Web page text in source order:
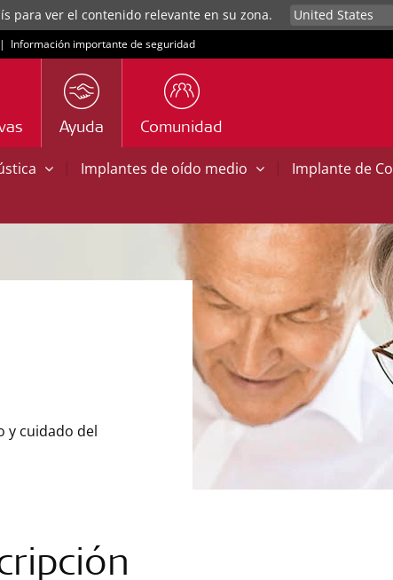
para ver el contenido relevante en su zona.
| Información importante de seguridad
Ayuda Comunidad
| Implantes de oído medio | Implante de
y cuidado del